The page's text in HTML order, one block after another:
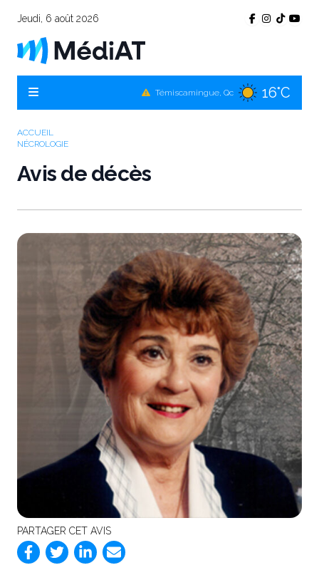
Jeudi, 6 août 2026
La Sarre, Qc 17°C
ACCUEIL
NÉCROLOGIE
Avis de décès
PARTAGER CET AVIS